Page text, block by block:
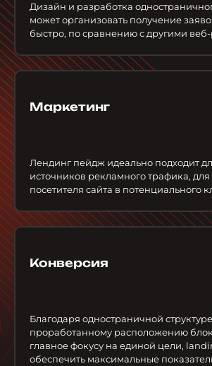
Дизайн и разработка
может организовать получение
быстро, по сравнению с другими
Маркетинг
Лендинг пейдж идеально подходит
источников рекламного трафика,
посетителя сайта в потенциального
Конверсия
Благодаря одностраничной
проработанному расположению
главное фокусу на единой цели,
обеспечить максимальные